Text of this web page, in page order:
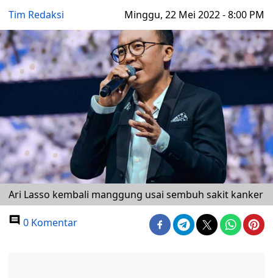
Tim Redaksi Minggu, 22 Mei 2022 - 8:00 PM
Ari Lasso kembali manggung usai sembuh sakit kanker
0 Komentar